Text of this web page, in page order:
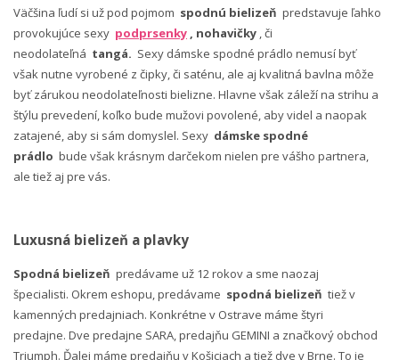
Väčšina ľudí si už pod pojmom spodnú bielizeň predstavuje ľahko
provokujúce sexy podprsenky , nohavičky , či
neodolateľná tangá. Sexy dámske spodné prádlo nemusí byť
však nutne vyrobené z čipky, či saténu, ale aj kvalitná bavlna môže
byť zárukou neodolateľnosti bielizne. Hlavne však záleží na strihu a
štýlu prevedení, koľko bude mužovi povolené, aby videl a naopak
zatajené, aby si sám domyslel. Sexy dámske spodné
prádlo bude však krásnym darčekom nielen pre vášho partnera,
ale tiež aj pre vás.
Luxusná bielizeň a plavky
Spodná bielizeň predávame už 12 rokov a sme naozaj
špecialisti. Okrem eshopu, predávame spodná bielizeň tiež v
kamenných predajniach. Konkrétne v Ostrave máme štyri
predajne. Dve predajne SARA, predajňu GEMINI a značkový obchod
Triumph. Ďalej máme predajňu v Košiciach a tiež dve v Brne. To je